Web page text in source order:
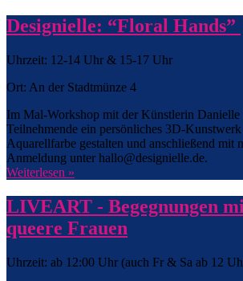
Designielle: “Floral Hands”
Uhrzeit: 12-14 Uhr & 15-17 Uhr
Ort: An der Stadtmünze 4
Im Mal-Workshop mit der Künstlerin Danielle
Teilnehmende ein persönliches 3D-
Aquarellfarbe gestalten und anschließend mit
Anmeldung unter hallo@designielle.de.
Weiterlesen »
LIVEART - Begegnungen
queere Frauen
Uhrzeit: ab 12:00 Uhr (auch Fr & Sa ab 12